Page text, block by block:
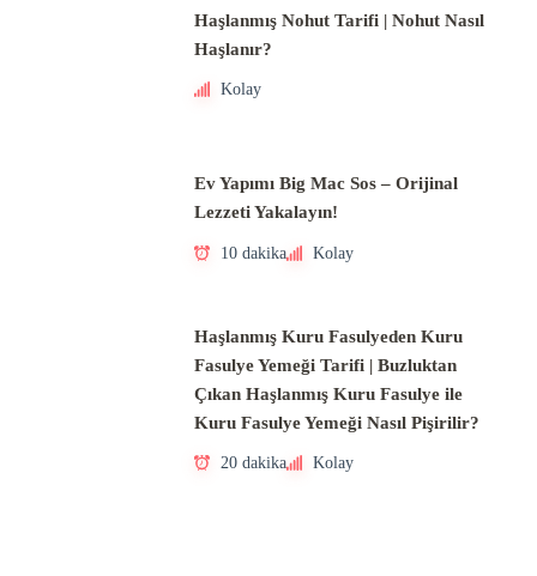
Haşlanmış Nohut Tarifi | Nohut Nasıl
Haşlanır?
Kolay
Ev Yapımı Big Mac Sos – Orijinal
Lezzeti Yakalayın!
10 dakika Kolay
Haşlanmış Kuru Fasulyeden Kuru
Fasulye Yemeği Tarifi | Buzluktan
Çıkan Haşlanmış Kuru Fasulye ile
Kuru Fasulye Yemeği Nasıl Pişirilir?
20 dakika Kolay